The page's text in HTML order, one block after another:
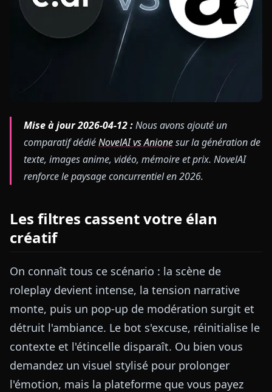
Mise à jour 2026-04-12 :Nous avons ajouté un
comparatif dédiéNovelAI vs Anionesur la génération de
texte, images anime, vidéo, mémoire et prix. NovelAI
renforce le paysage concurrentiel en 2026.
Les filtres cassent votre élan
créatif
On connaît tous ce scénario : la scène de
roleplay devient intense, la tension narrative
monte, puis un pop-up de modération surgit et
détruit l'ambiance. Le bot s'excuse, réinitialise le
contexte et l'étincelle disparaît. Ou bien vous
demandez un visuel stylisé pour prolonger
l'émotion, mais la plateforme que vous payez